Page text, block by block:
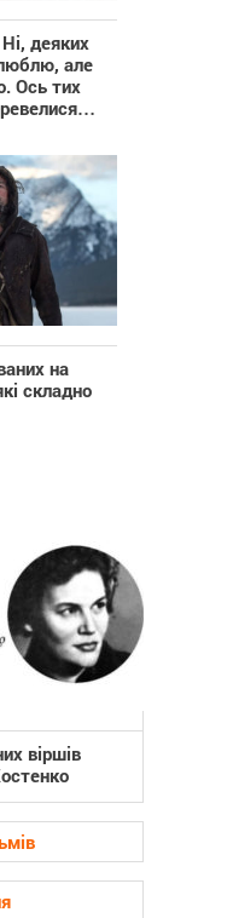
деяких
але
Ось тих
на
складно
віршів